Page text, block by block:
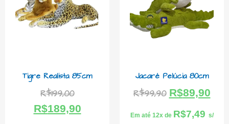
Tigre Realista 85cm
R$199,00
R$189,90
Jacaré Pelúcia 80cm
R$99,90 R$89,90
Em até 12x de R$7,49 s/